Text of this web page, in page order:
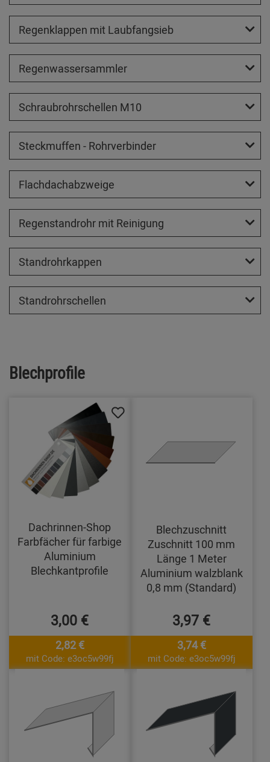
Regenklappen mit Laubfangsieb
Regenwassersammler
Schraubrohrschellen M10
Steckmuffen - Rohrverbinder
Flachdachabzweige
Regenstandrohr mit Reinigung
Standrohrkappen
Standrohrschellen
Blechprofile
Dachrinnen-Shop
Farbfächer für farbige
Aluminium
Blechkantprofile
3,00 €
2,82 €
mit Code: e3oc5w99fj
Blechzuschnitt
Zuschnitt 100 mm
Länge 1 Meter
Aluminium walzblank
0,8 mm (Standard)
3,97 €
3,74 €
mit Code: e3oc5w99fj